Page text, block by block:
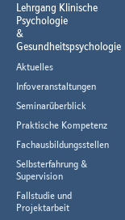
Lehrgang Klinische
Psychologie
&
Gesundheitspsychologie
Aktuelles
Infoveranstaltungen
Seminarüberblick
Praktische Kompetenz
Fachausbildungsstellen
Selbsterfahrung &
Supervision
Fallstudie und
Projektarbeit